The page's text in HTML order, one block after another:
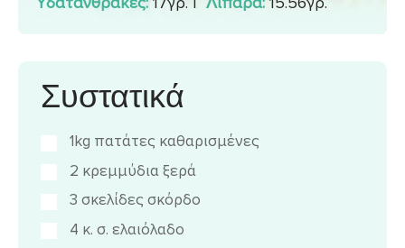
Συστατικά
1kg πατάτες καθαρισμένες
2 κρεμμύδια ξερά
3 σκελίδες σκόρδο
4 κ. σ. ελαιόλαδο